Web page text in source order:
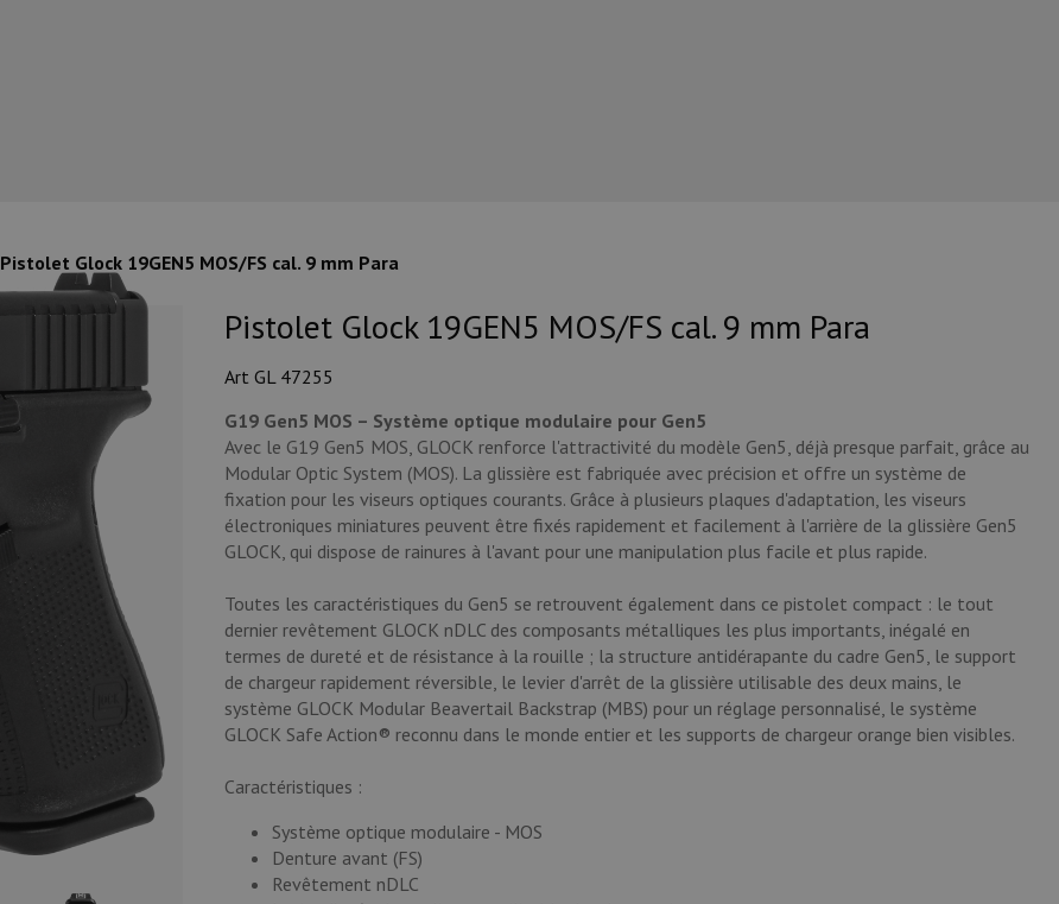
Pistolet Glock 19GEN5 MOS/FS cal. 9 mm Para
Pistolet Glock 19GEN5 MOS/FS cal. 9 mm Para
Art GL 47255
G19 Gen5 MOS – Système optique modulaire pour Gen5
Avec le G19 Gen5 MOS, GLOCK renforce l'attractivité du modèle Gen5, déjà presque parfait, grâce au
Modular Optic System (MOS). La glissière est fabriquée avec précision et offre un système de
fixation pour les viseurs optiques courants. Grâce à plusieurs plaques d'adaptation, les viseurs
électroniques miniatures peuvent être fixés rapidement et facilement à l'arrière de la glissière Gen5
GLOCK, qui dispose de rainures à l'avant pour une manipulation plus facile et plus rapide.
Toutes les caractéristiques du Gen5 se retrouvent également dans ce pistolet compact : le tout
dernier revêtement GLOCK nDLC des composants métalliques les plus importants, inégalé en
termes de dureté et de résistance à la rouille ; la structure antidérapante du cadre Gen5, le support
de chargeur rapidement réversible, le levier d'arrêt de la glissière utilisable des deux mains, le
système GLOCK Modular Beavertail Backstrap (MBS) pour un réglage personnalisé, le système
GLOCK Safe Action® reconnu dans le monde entier et les supports de chargeur orange bien visibles.
Caractéristiques :
Système optique modulaire - MOS
Denture avant (FS)
Revêtement nDLC